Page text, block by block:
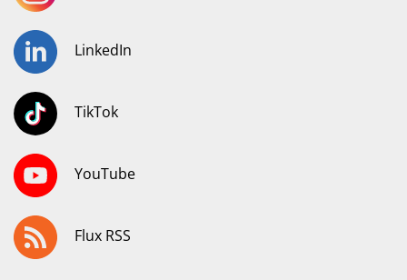
LinkedIn
TikTok
YouTube
Flux RSS